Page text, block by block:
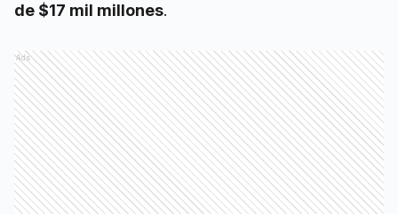
de $17 mil millones.
Ads